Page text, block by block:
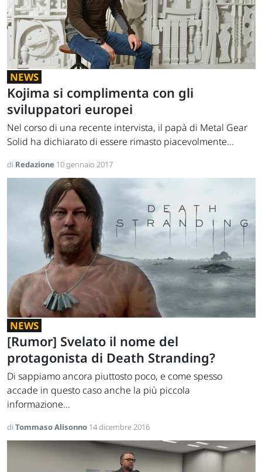
NEWS
Kojima si complimenta con gli
sviluppatori europei
Nel corso di una recente intervista, il papà di Metal Gear
Solid ha dichiarato di essere rimasto piacevolmente...
di Redazione 10 gennaio 2017
NEWS
[Rumor] Svelato il nome del
protagonista di Death Stranding?
Di sappiamo ancora piuttosto poco, e come spesso
accade in questo caso anche la più piccola
informazione...
di Tommaso Alisonno 14 dicembre 2016